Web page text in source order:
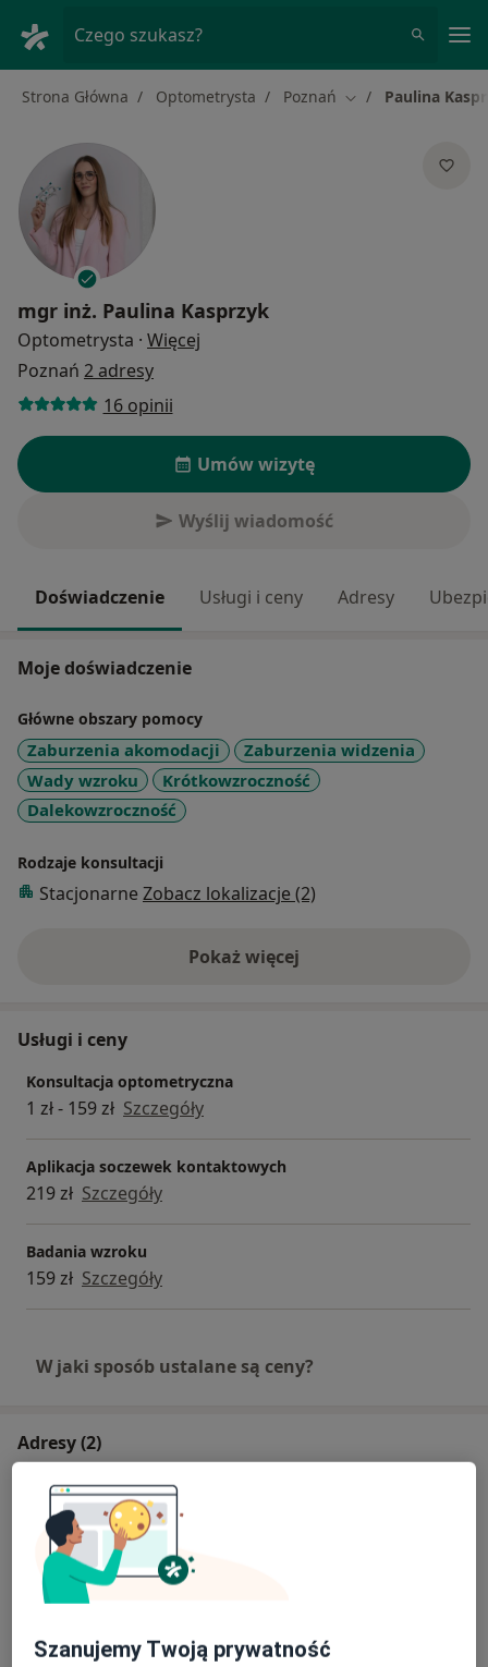
Czego szukasz?
Strona Główna Optometrysta Poznań Zmień miasto
Paulina
mgr inż. Paulina Kasprzyk
Optometrysta · Więcej
Poznań 2 adresy
16 opinii
Umów wizytę
Wyślij wiadomość
Doświadczenie Usługi i ceny Adresy
Moje doświadczenie
Główne obszary pomocy
Zaburzenia akomodacji
Zaburzenia widzenia
Wady wzroku
Krótkowzroczność
Dalekowzroczność
Rodzaje konsultacji
Stacjonarne Zobacz lokalizacje (2)
Pokaż więcejo doświadczeniu
Usługi i ceny
Konsultacja optometryczna
1 zł - 159 zł Szczegóły
Aplikacja soczewek kontaktowych
219 zł Szczegóły
Badania wzroku
159 zł Szczegóły
W jaki sposób ustalane są ceny?
Adresy (2)
Adres 1 Adres 2
Studio Okularova - salony optyczne
Mrągowska 4,
Szanujemy Twoją prywatność